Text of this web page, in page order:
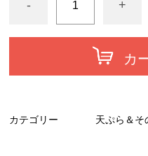
- +
カ
カテゴリー 天ぷら＆そ